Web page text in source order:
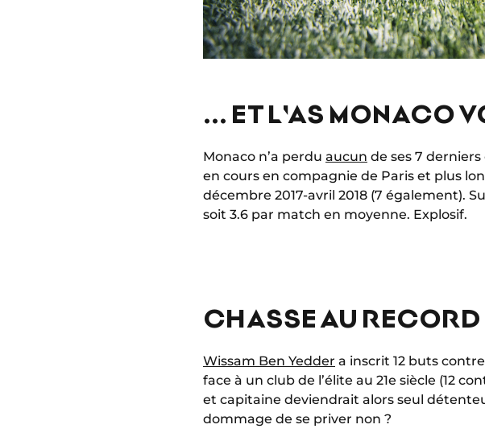
... ET L'AS MONACO
Monaco n’a perdu aucun de ses 7
en cours en compagnie de Paris et plus
décembre 2017-avril 2018 (7 également).
soit 3.6 par match en moyenne. Explosif.
CHASSE AU
Wissam Ben Yedder a inscrit 12 buts
face à un club de l’élite au 21e siècle (12
et capitaine deviendrait alors seul
dommage de se priver non ?